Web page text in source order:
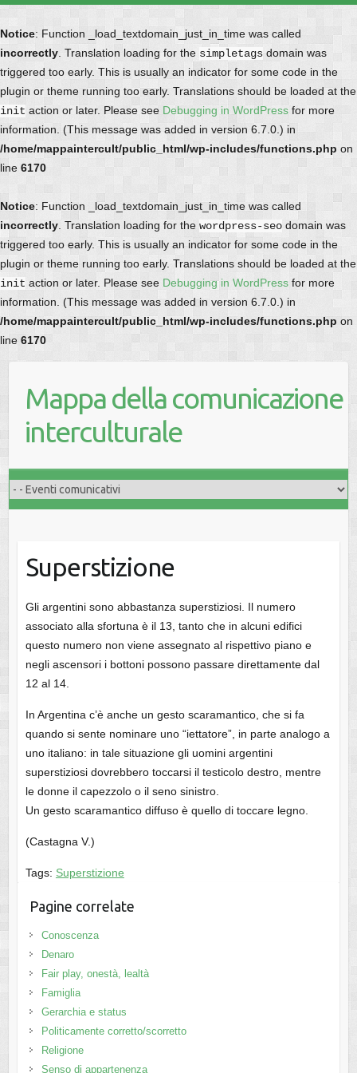
Notice: Function _load_textdomain_just_in_time was called
incorrectly . Translation loading for the simpletags domain was
triggered too early. This is usually an indicator for some code in the
plugin or theme running too early. Translations should be loaded at the
init action or later. Please see Debugging in WordPress for more
information. (This message was added in version 6.7.0.) in
/home/mappaintercult/public_html/wp-includes/functions.php on
line 6170
Notice: Function _load_textdomain_just_in_time was called
incorrectly . Translation loading for the wordpress-seo domain was
triggered too early. This is usually an indicator for some code in the
plugin or theme running too early. Translations should be loaded at the
init action or later. Please see Debugging in WordPress for more
information. (This message was added in version 6.7.0.) in
/home/mappaintercult/public_html/wp-includes/functions.php on
line 6170
Mappa della comunicazione
interculturale
Superstizione
Gli argentini sono abbastanza superstiziosi. Il numero
associato alla sfortuna è il 13, tanto che in alcuni edifici
questo numero non viene assegnato al rispettivo piano e
negli ascensori i bottoni possono passare direttamente dal
12 al 14.
In Argentina c’è anche un gesto scaramantico, che si fa
quando si sente nominare uno “iettatore”, in parte analogo a
uno italiano: in tale situazione gli uomini argentini
superstiziosi dovrebbero toccarsi il testicolo destro, mentre
le donne il capezzolo o il seno sinistro.
Un gesto scaramantico diffuso è quello di toccare legno.
(Castagna V.)
Tags: Superstizione
Pagine correlate
Conoscenza
Denaro
Fair play, onestà, lealtà
Famiglia
Gerarchia e status
Politicamente corretto/scorretto
Religione
Senso di appartenenza